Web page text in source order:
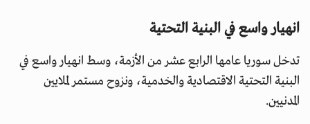
انهيار واسع في البنية التحتية
تدخل سوريا عامها الرابع عشر من الأزمة، وسط انهيار واسع في
البنية التحتية الاقتصادية والخدمية، ونزوح مستمر لملايين
المدنيين.